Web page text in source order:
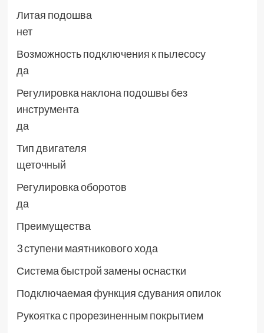
Литая подошва
нет
Возможность подключения к пылесосу
да
Регулировка наклона подошвы без
инструмента
да
Тип двигателя
щеточный
Регулировка оборотов
да
Преимущества
3 ступени маятникового хода
Система быстрой замены оснастки
Подключаемая функция сдувания опилок
Рукоятка с прорезиненным покрытием